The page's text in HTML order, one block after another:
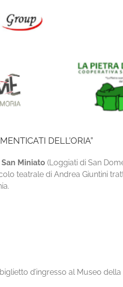
DELL’ORIA”
San Miniato (Loggiati di San
teatrale di Andrea Giuntini
d’ingresso al Museo